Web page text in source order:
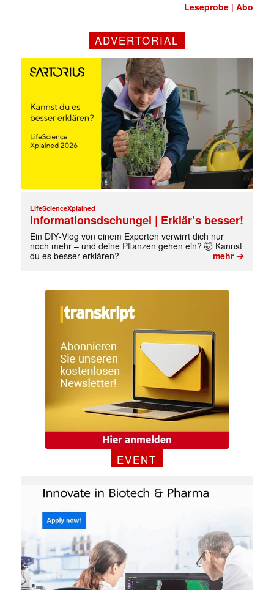
Mit dem |transkript-Newsletter
jede Woche aktuell informiert.
E-
Mail
Leseprobe |Abo
ADVERTORIAL
LifeScienceXplained
Informationsdschungel | Erklär’s besser!
Ein DIY‑Vlog von einem Experten verwirrt dich nur
noch mehr – und deine Pflanzen gehen ein? 🤯 Kannst
du es besser erklären?
mehr➔
EVENT